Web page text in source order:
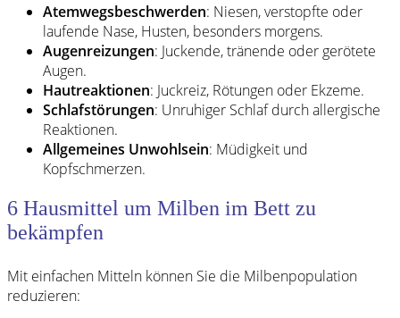
Atemwegsbeschwerden: Niesen, verstopfte oder
laufende Nase, Husten, besonders morgens.
Augenreizungen: Juckende, tränende oder gerötete
Augen.
Hautreaktionen: Juckreiz, Rötungen oder Ekzeme.
Schlafstörungen: Unruhiger Schlaf durch allergische
Reaktionen.
Allgemeines Unwohlsein: Müdigkeit und
Kopfschmerzen.
6 Hausmittel um Milben im Bett zu
bekämpfen
Mit einfachen Mitteln können Sie die Milbenpopulation
reduzieren: